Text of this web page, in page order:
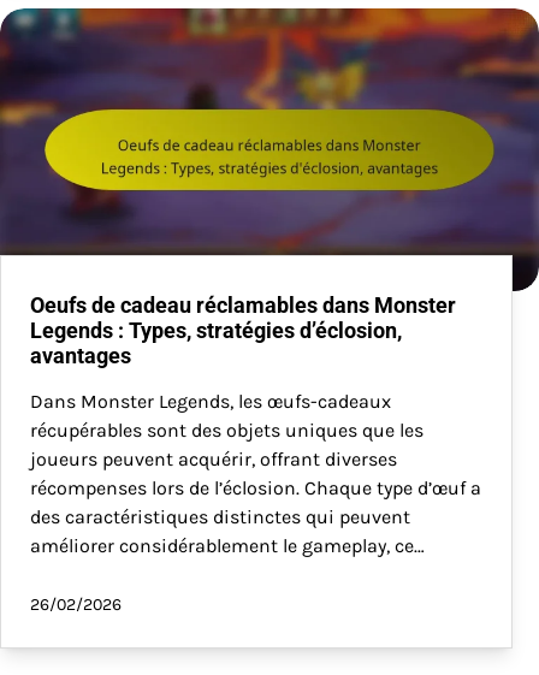
Oeufs de cadeau réclamables dans Monster
Legends : Types, stratégies d’éclosion,
avantages
Dans Monster Legends, les œufs-cadeaux
récupérables sont des objets uniques que les
joueurs peuvent acquérir, offrant diverses
récompenses lors de l’éclosion. Chaque type d’œuf a
des caractéristiques distinctes qui peuvent
améliorer considérablement le gameplay, ce…
26/02/2026